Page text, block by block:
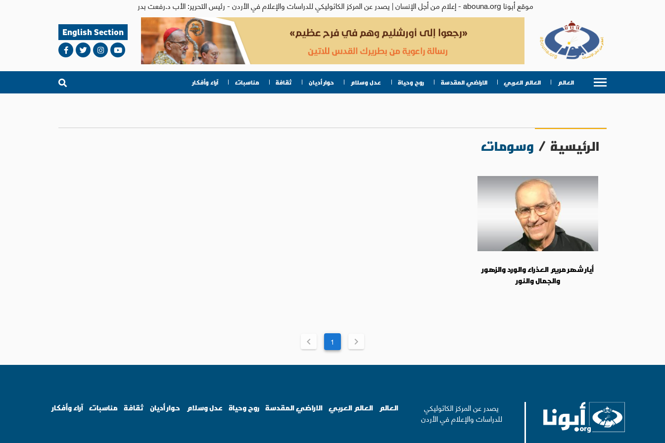
موقع أبونا abouna.org - إعلام من أجل الإنسان | يصدر عن المركز الكاثوليكي للدراسات والإعلام في الأردن - رئيس التحرير: الأب د.رفعت بدر
English Section
العالم العالم العربي الاراضي المقدسة روح وحياة عدل وسلام حوار أديان ثقافة مناسبات آراء وأفكار
الرئيسية / وسومات
‏أيار شهر مريم العذراء والورد والزهور
والجمال والنور
1
يصدر عن المركز الكاثوليكي
للدراسات والإعلام في الأردن
العالم العالم العربي الاراضي المقدسة روح وحياة عدل وسلام حوار أديان ثقافة مناسبات آراء وأفكار